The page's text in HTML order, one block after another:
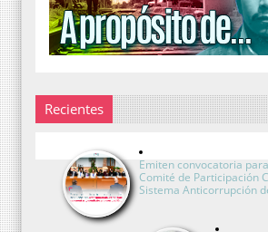
Recientes
Emiten convocatoria
Comité de Participación
Sistema Anticorrupción